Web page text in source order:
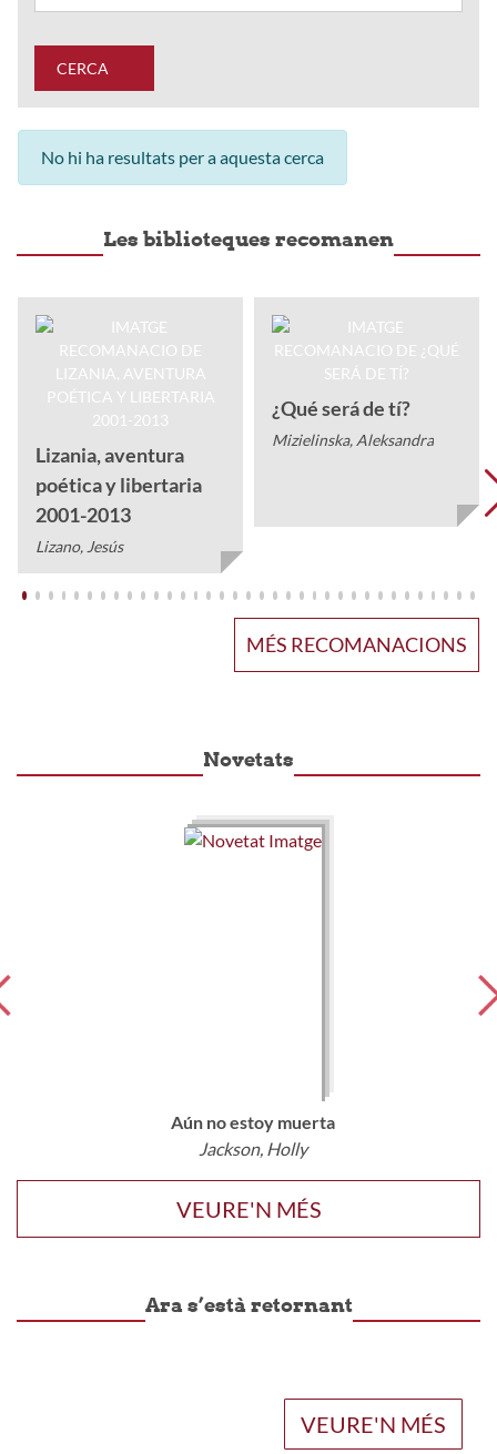
CERCA
No hi ha resultats per a aquesta cerca
Les biblioteques recomanen
Lizania, aventura
poética y libertaria
2001-2013
Lizano, Jesús
¿Qué será de tí?
Mizielinska, Aleksandra
MÉS RECOMANACIONS
Novetats
Aún no estoy muerta
Jackson, Holly
VEURE'N MÉS
Ara s’està retornant
VEURE'N MÉS